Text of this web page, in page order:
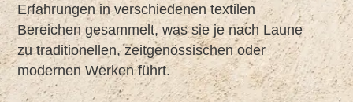
Erfahrungen in verschiedenen textilen
Bereichen gesammelt, was sie je nach Laune
zu traditionellen, zeitgenössischen oder
modernen Werken führt.